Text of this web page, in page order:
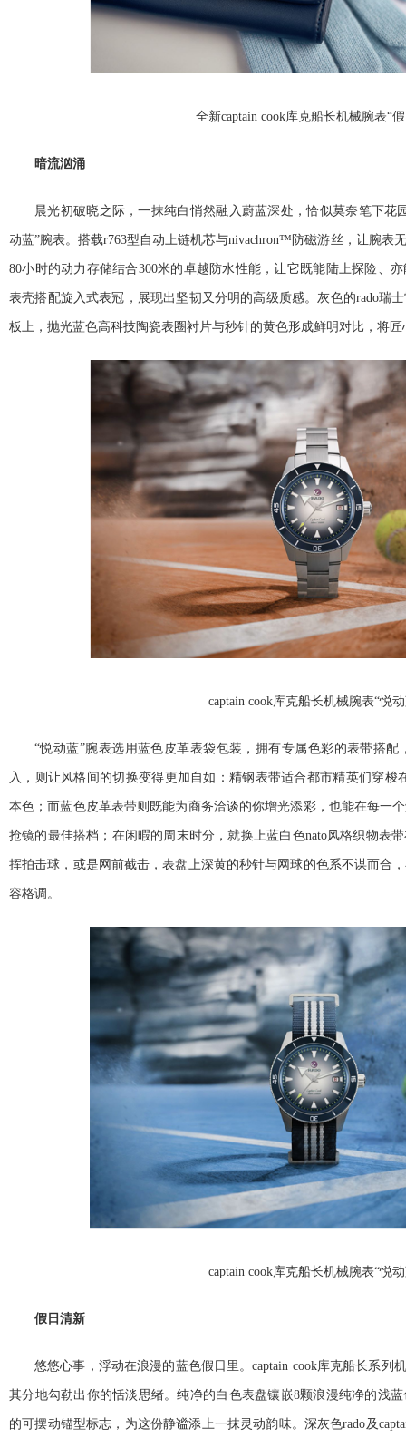
全新captain cook库克船长机械腕表“
暗流汹涌
晨光初破晓之际，一抹纯白悄然融入蔚蓝深处，恰似莫奈笔下花
动蓝”腕表。搭载r763型自动上链机芯与nivachron™防磁游丝，让腕表
80小时的动力存储结合300米的卓越防水性能，让它既能陆上探险、
表壳搭配旋入式表冠，展现出坚韧又分明的高级质感。灰色的rado瑞
板上，抛光蓝色高科技陶瓷表圈衬片与秒针的黄色形成鲜明对比，将
captain cook库克船长机械腕表“悦
“悦动蓝”腕表选用蓝色皮革表袋包装，拥有专属色彩的表带搭配
入，则让风格间的切换变得更加自如：精钢表带适合都市精英们穿梭
本色；而蓝色皮革表带则既能为商务洽谈的你增光添彩，也能在每一
抢镜的最佳搭档；在闲暇的周末时分，就换上蓝白色nato风格织物表
挥拍击球，或是网前截击，表盘上深黄的秒针与网球的色系不谋而合
容格调。
captain cook库克船长机械腕表“悦
假日清新
悠悠心事，浮动在浪漫的蓝色假日里。captain cook库克船长系列
其分地勾勒出你的恬淡思绪。纯净的白色表盘镶嵌8颗浪漫纯净的浅
的可摆动锚型标志，为这份静谧添上一抹灵动韵味。深灰色rado及